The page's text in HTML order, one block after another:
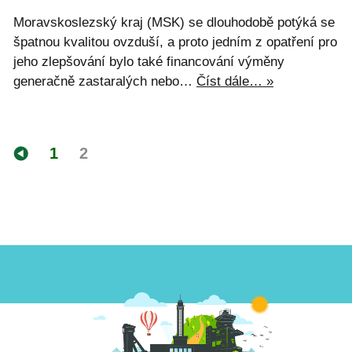
Moravskoslezský kraj (MSK) se dlouhodobě potýká se
špatnou kvalitou ovzduší, a proto jedním z opatření pro
jeho zlepšování bylo také financování výměny
generačně zastaralých nebo… Číst dále… »
1 2